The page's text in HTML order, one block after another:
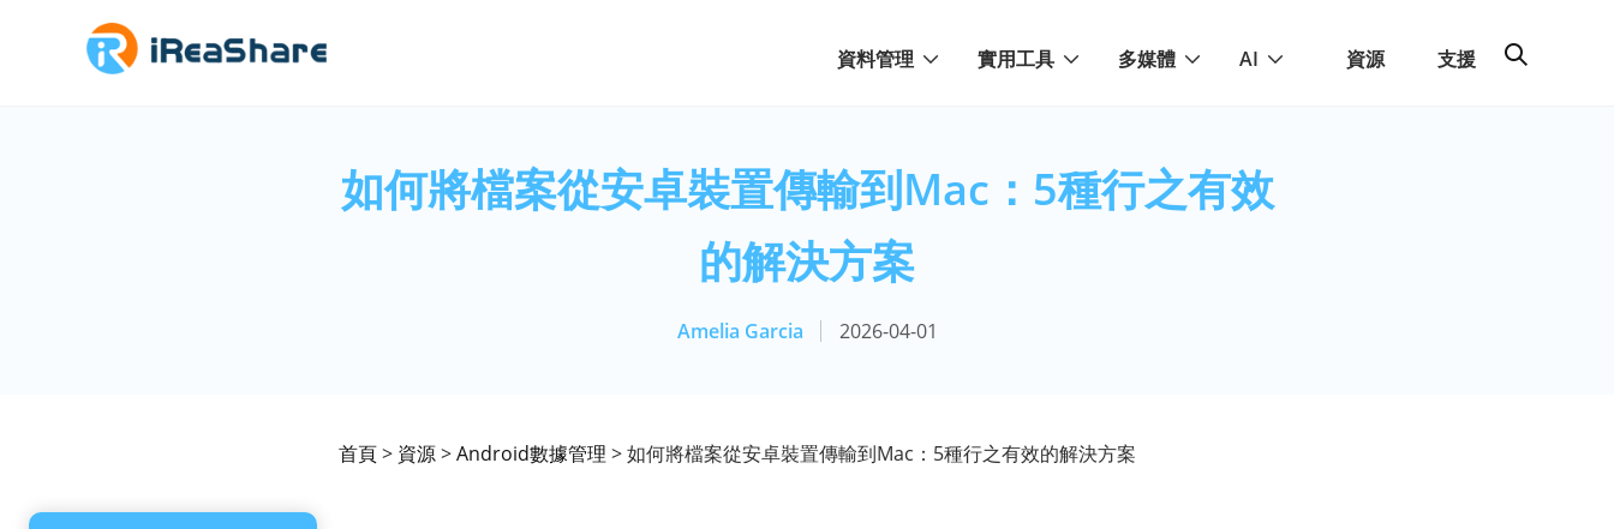
資料管理 實用工具 多媒體 AI 資源 支援
如何將檔案從安卓裝置傳輸到Mac：5種行之有效
的解決方案
Amelia Garcia 2026-04-01
首頁> 資源>Android數據管理 > 如何將檔案從安卓裝置傳輸到Mac：5種行之有效的解決方案